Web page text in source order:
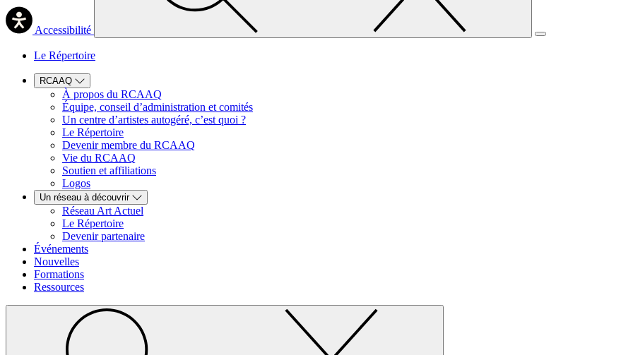
Accessibilité
Le Répertoire
RCAAQ
À propos du RCAAQ
Équipe, conseil d’administration et comités
Un centre d’artistes autogéré, c’est quoi ?
Le Répertoire
Devenir membre du RCAAQ
Vie du RCAAQ
Soutien et affiliations
Logos
Un réseau à découvrir
Réseau Art Actuel
Le Répertoire
Devenir partenaire
Événements
Nouvelles
Formations
Ressources